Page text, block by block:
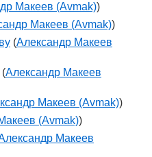
Макеев (Avmak))
Макеев (Avmak))
(Александр Макеев
(Александр Макеев
Макеев (Avmak))
(Avmak))
Макеев